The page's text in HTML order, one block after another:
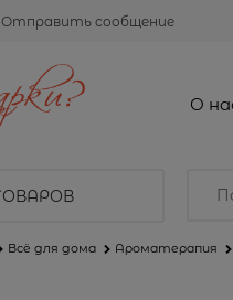
Отправить сообщение
О
Всё для дома Ароматерапия